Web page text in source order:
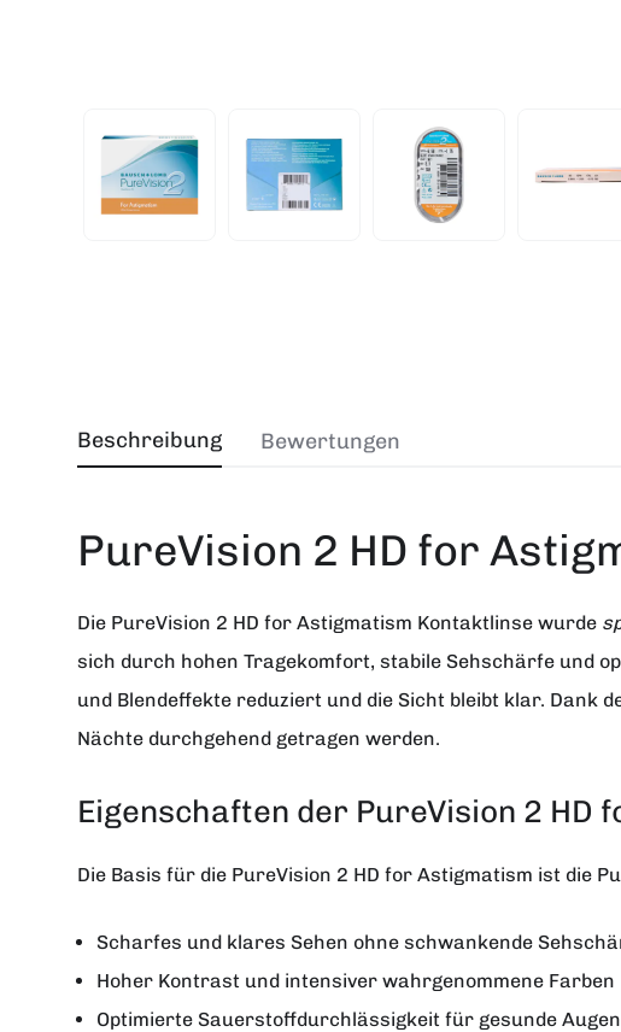
Beschreibung
PureVision 2 HD for
Die PureVision 2 HD for Astigmatism Kontaktlinse wurde
sich durch hohen Tragekomfort, stabile Sehschärfe und
und Blendeffekte reduziert und die Sicht bleibt klar. Dank
Nächte durchgehend getragen werden.
Eigenschaften der PureVision 2 HD
Die Basis für die PureVision 2 HD for Astigmatism ist die
Scharfes und klares Sehen ohne schwankende
Hoher Kontrast und intensiver wahrgenommene Farben
Optimierte Sauerstoffdurchlässigkeit für gesunde Augen
Bewertungen